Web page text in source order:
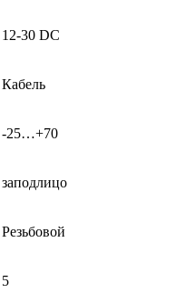
12-30 DC
Кабель
-25…+70
заподлицо
Резьбовой
5